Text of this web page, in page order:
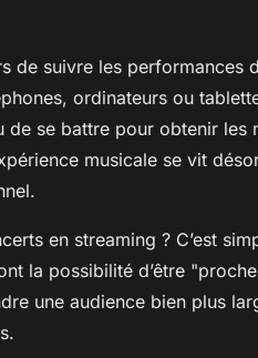
de suivre les performances
ordinateurs ou
de se battre pour obtenir les
musicale se vit
en streaming ? C’est
la possibilité d’être
une audience bien plus